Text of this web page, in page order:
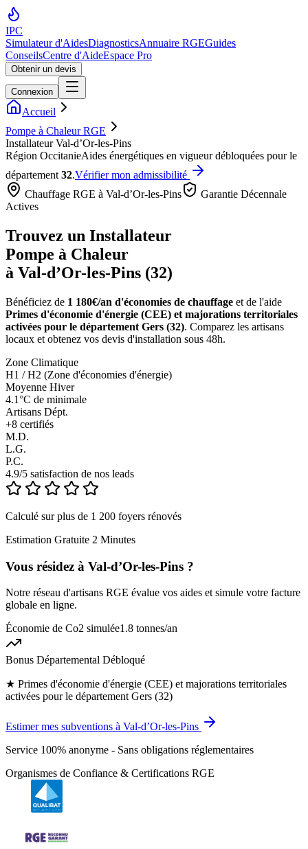
IPC
Simulateur d'AidesDiagnosticsAnnuaire RGEGuides
ConseilsCentre d'AideEspace Pro
Obtenir un devis
Connexion
Accueil
Pompe à Chaleur RGE
Installateur Val-d’Or-les-Pins
Région OccitanieAides énergétiques en vigueur débloquées pour le
département 32.Vérifier mon admissibilité
Chauffage RGE à Val-d’Or-les-Pins
Garantie Décennale
Actives
Trouvez un Installateur
Pompe à Chaleur
à Val-d’Or-les-Pins (32)
Bénéficiez de 1 180€/an d'économies de chauffage et de l'aide
Primes d'économie d'énergie (CEE) et majorations territoriales
activées pour le département Gers (32). Comparez les artisans
locaux et obtenez vos devis d'installation sous 48h.
Zone Climatique
H1 / H2 (Zone d'économies d'énergie)
Moyenne Hiver
4.1°C de minimale
Artisans Dépt.
+8 certifiés
M.D.
L.G.
P.C.
4.9/5 satisfaction de nos leads
Calculé sur plus de 1 200 foyers rénovés
Estimation Gratuite 2 Minutes
Vous résidez à Val-d’Or-les-Pins ?
Notre réseau d'artisans RGE évalue vos aides et simule votre facture
globale en ligne.
Économie de Co2 simulée1.8 tonnes/an
Bonus Départemental Débloqué
★ Primes d'économie d'énergie (CEE) et majorations territoriales
activées pour le département Gers (32)
Estimer mes subventions à Val-d’Or-les-Pins
Service 100% anonyme - Sans obligations réglementaires
Organismes de Confiance & Certifications RGE